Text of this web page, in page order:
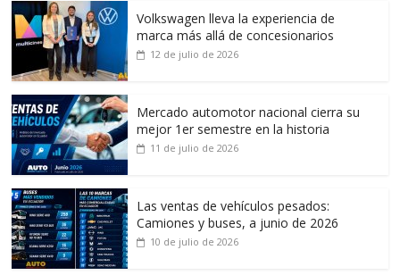
Volkswagen lleva la experiencia de
marca más allá de concesionarios
12 de julio de 2026
Mercado automotor nacional cierra su
mejor 1er semestre en la historia
11 de julio de 2026
Las ventas de vehículos pesados:
Camiones y buses, a junio de 2026
10 de julio de 2026